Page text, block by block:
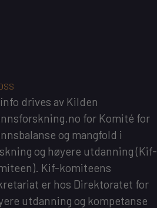
drives av Kilden
for Komité for
og mangfold i
og høyere utdanning(Kif-
Kif-komiteens
er hos Direktoratet for
utdanning og kompetanse